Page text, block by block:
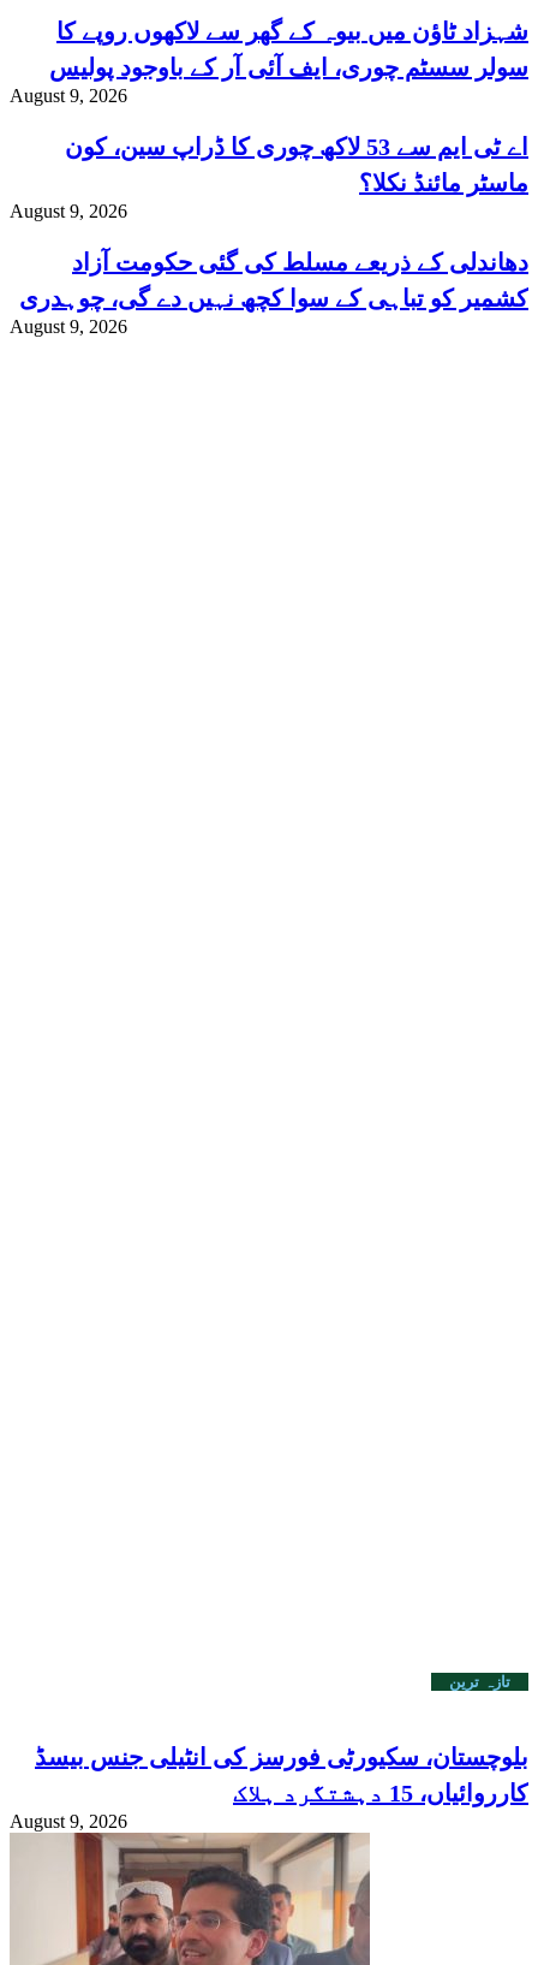
شہزاد ٹاؤن میں بیوہ کے گھر سے لاکھوں روپے کا
سولر سسٹم چوری، ایف آئی آر کے باوجود پولیس
August 9, 2026
اے ٹی ایم سے 53 لاکھ چوری کا ڈراپ سین، کون
ماسٹر مائنڈ نکلا؟
August 9, 2026
دھاندلی کے ذریعے مسلط کی گئی حکومت آزاد
کشمیر کو تباہی کے سوا کچھ نہیں دے گی، چوہدری
August 9, 2026
تازہ ترین
بلوچستان، سکیورٹی فورسز کی انٹیلی جنس بیسڈ
کارروائیاں، 15 دہشتگرد ہلاک
August 9, 2026